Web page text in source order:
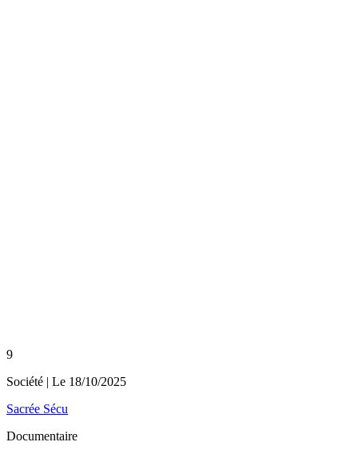
9
Société | Le 18/10/2025
Sacrée Sécu
Documentaire